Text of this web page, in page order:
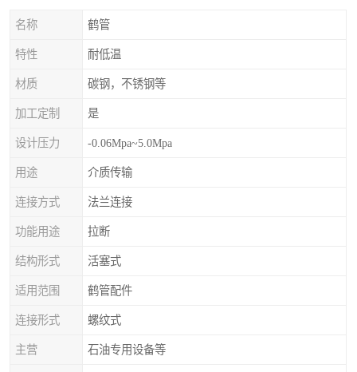
名称 鹤管
特性 耐低温
材质 碳钢，不锈钢等
加工定制 是
设计压力 -0.06Mpa~5.0Mpa
用途 介质传输
连接方式 法兰连接
功能用途 拉断
结构形式 活塞式
适用范围 鹤管配件
连接形式 螺纹式
主营 石油专用设备等